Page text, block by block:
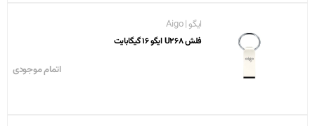
ایگو | Aigo
فلش U268 ایگو 16 گیگابایت
اتمام موجودی